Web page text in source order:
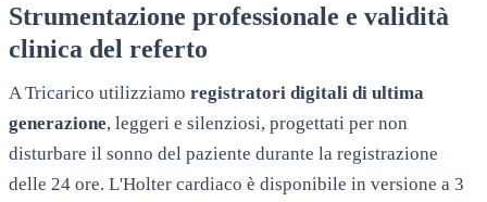
Strumentazione professionale e validità
clinica del referto
ATricarico utilizziamo registratori digitali di ultima
generazione, leggeri e silenziosi, progettati per non
disturbare il sonno del paziente durante la registrazione
delle 24 ore. L'Holter cardiaco è disponibile in versione a 3